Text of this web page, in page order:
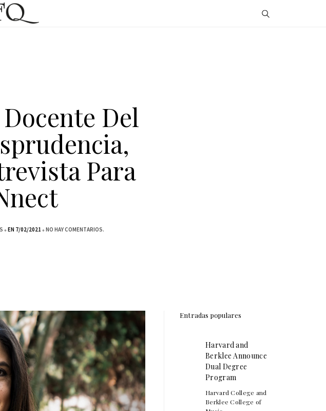
Del
Para
EN 7/02/2021 NO HAY COMENTARIOS.
Entradas populares
Harvard and
Berklee Announce
Dual Degree
Program
Harvard College and
Berklee College of